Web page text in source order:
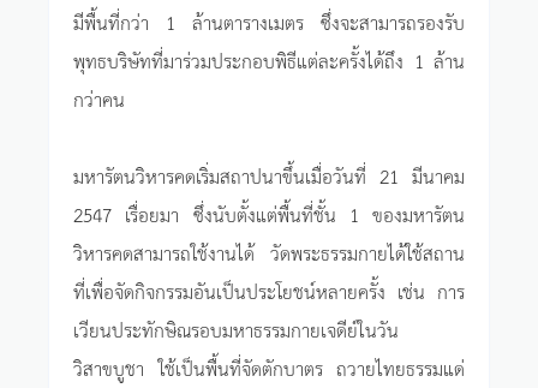
มีพื้นที่กว่า 1 ล้านตารางเมตร ซึ่งจะสามารถรองรับ
พุทธบริษัทที่มาร่วมประกอบพิธีแต่ละครั้งได้ถึง 1 ล้าน
กว่าคน
มหารัตนวิหารคดเริ่มสถาปนาขึ้นเมื่อวันที่ 21 มีนาคม
2547 เรื่อยมา ซึ่งนับตั้งแต่พื้นที่ชั้น 1 ของมหารัตน
วิหารคดสามารถใช้งานได้ วัดพระธรรมกายได้ใช้สถาน
ที่เพื่อจัดกิจกรรมอันเป็นประโยชน์หลายครั้ง เช่น การ
เวียนประทักษิณรอบมหาธรรมกายเจดีย์ในวัน
วิสาขบูชา ใช้เป็นพื้นที่จัดตักบาตร ถวายไทยธรรมแด่